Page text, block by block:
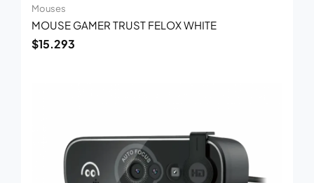
Mouses
MOUSE GAMER TRUST FELOX WHITE
$15.293